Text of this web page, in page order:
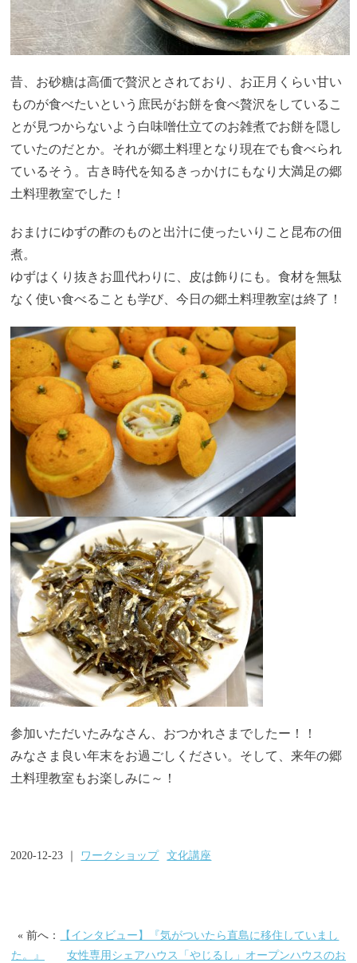
昔、お砂糖は高価で贅沢とされており、お正月くらい甘い
ものが食べたいという庶民がお餅を食べ贅沢をしているこ
とが見つからないよう白味噌仕立てのお雑煮でお餅を隠し
ていたのだとか。それが郷土料理となり現在でも食べられ
ているそう。古き時代を知るきっかけにもなり大満足の郷
土料理教室でした！
おまけにゆずの酢のものと出汁に使ったいりこと昆布の佃
煮。
ゆずはくり抜きお皿代わりに、皮は飾りにも。食材を無駄
なく使い食べることも学び、今日の郷土料理教室は終了！
参加いただいたみなさん、おつかれさまでしたー！！
みなさま良い年末をお過ごしください。そして、来年の郷
土料理教室もお楽しみに～！
2020-12-23 ｜ ワークショップ 文化講座
« 前へ：
【インタビュー】『気がついたら直島に移住していまし
た。』
女性専用シェアハウス「やじるし」オープンハウスのお